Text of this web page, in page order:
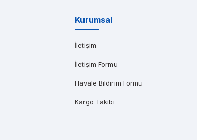
Kurumsal
İletişim
İletişim Formu
Havale Bildirim Formu
Kargo Takibi